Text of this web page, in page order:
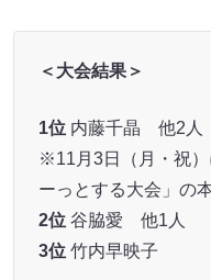
＜大会結果＞
1位内藤千晶 他2人
※11月3日（月・祝
ーっとする大会」の
2位谷脇愛 他1人
3位竹内早映子